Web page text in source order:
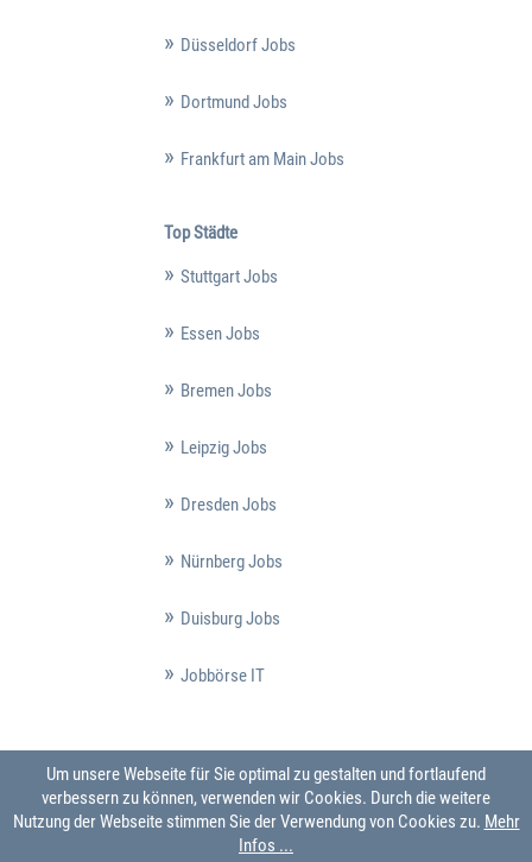
Düsseldorf Jobs
Dortmund Jobs
Frankfurt am Main Jobs
Top Städte
Stuttgart Jobs
Essen Jobs
Bremen Jobs
Leipzig Jobs
Dresden Jobs
Nürnberg Jobs
Duisburg Jobs
Jobbörse IT
Um unsere Webseite für Sie optimal zu gestalten und fortlaufend
verbessern zu können, verwenden wir Cookies. Durch die weitere
Nutzung der Webseite stimmen Sie der Verwendung von Cookies zu. Mehr
Infos ...